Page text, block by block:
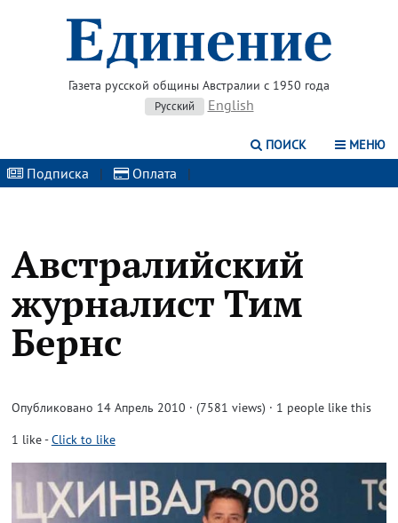
Газета русской общины Австралии с 1950 года
Русский English
ПОИСК МЕНЮ
Подписка | Оплата |
Австралийский
журналист Тим
Бернс
Опубликовано 14 Апрель 2010 · (7581 views) · 1 people like this
1 like-Click to like